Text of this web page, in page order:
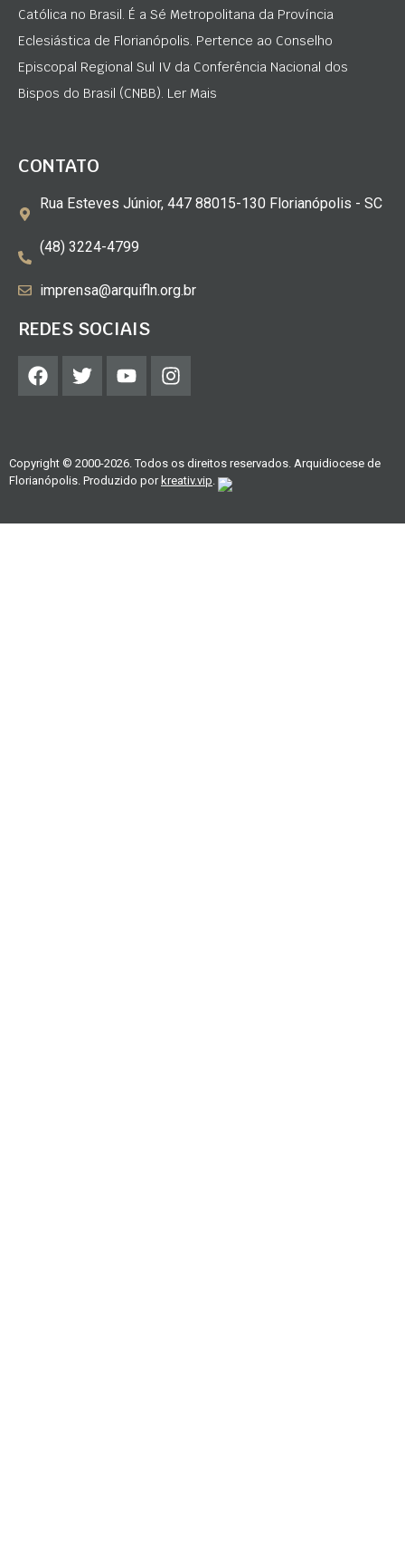
Católica no Brasil. É a Sé Metropolitana da Província
Eclesiástica de Florianópolis. Pertence ao Conselho
Episcopal Regional Sul IV da Conferência Nacional dos
Bispos do Brasil (CNBB). Ler Mais
CONTATO
Rua Esteves Júnior, 447 88015-130 Florianópolis - SC
(48) 3224-4799
imprensa@arquifln.org.br
REDES SOCIAIS
Copyright © 2000-2026. Todos os direitos reservados. Arquidiocese de
Florianópolis. Produzido por kreativ.vip